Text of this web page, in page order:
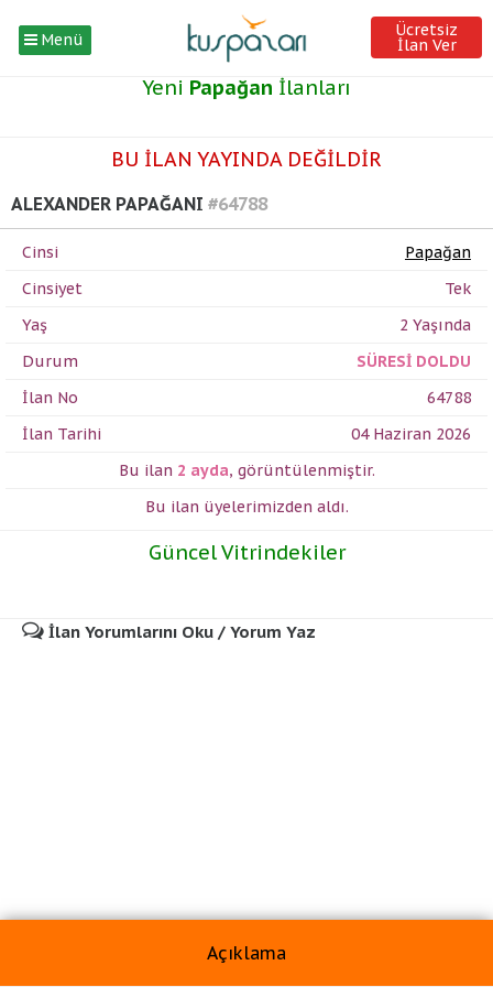
Menü Ücretsiz
İlan Ver
Yeni Papağan İlanları
BU İLAN YAYINDA DEĞİLDİR
ALEXANDER PAPAĞANI #64788
Cinsi
Papağan
Cinsiyet
Tek
Yaş
2 Yaşında
Durum
SÜRESİ DOLDU
İlan No
64788
İlan Tarihi
04 Haziran 2026
Bu ilan 2 ayda, görüntülenmiştir.
Bu ilan üyelerimizden aldı.
Güncel Vitrindekiler
İlan Yorumlarını Oku / Yorum Yaz
Açıklama